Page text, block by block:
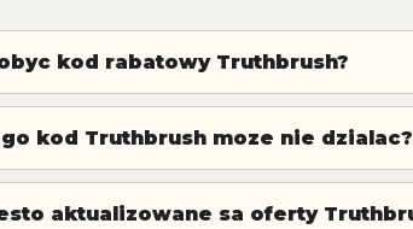
kod rabatowy Truthbrush?
kod Truthbrush moze nie dzialac?
aktualizowane sa oferty